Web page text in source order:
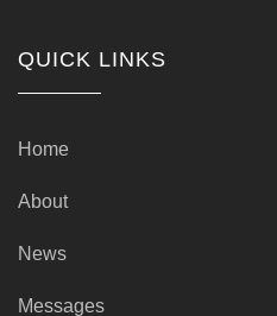
QUICK LINKS
Home
About
News
Messages